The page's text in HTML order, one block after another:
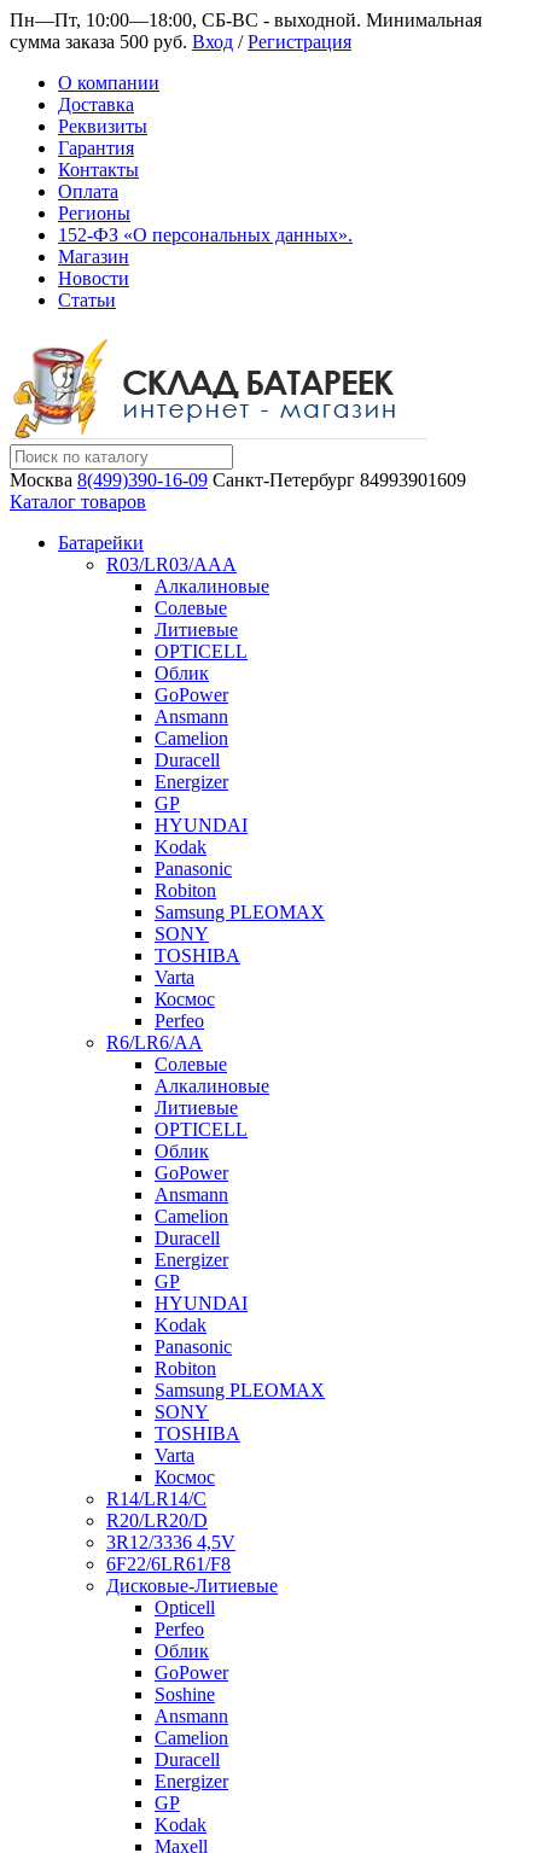
Пн—Пт, 10:00—18:00, СБ-ВС - выходной. Минимальная
сумма заказа 500 руб. Вход /Регистрация
О компании
Доставка
Реквизиты
Гарантия
Контакты
Оплата
Регионы
152-ФЗ «О персональных данных».
Магазин
Новости
Статьи
Москва 8(499)390-16-09 Санкт-Петербург 84993901609
Каталог товаров
Батарейки
R03/LR03/AAA
Алкалиновые
Солевые
Литиевые
OPTICELL
Облик
GoPower
Ansmann
Camelion
Duracell
Energizer
GP
HYUNDAI
Kodak
Panasonic
Robiton
Samsung PLEOMAX
SONY
TOSHIBA
Varta
Космос
Perfeo
R6/LR6/AA
Солевые
Алкалиновые
Литиевые
OPTICELL
Облик
GoPower
Ansmann
Camelion
Duracell
Energizer
GP
HYUNDAI
Kodak
Panasonic
Robiton
Samsung PLEOMAX
SONY
TOSHIBA
Varta
Космос
R14/LR14/C
R20/LR20/D
3R12/3336 4,5V
6F22/6LR61/F8
Дисковые-Литиевые
Opticell
Perfeo
Облик
GoPower
Soshine
Ansmann
Camelion
Duracell
Energizer
GP
Kodak
Maxell